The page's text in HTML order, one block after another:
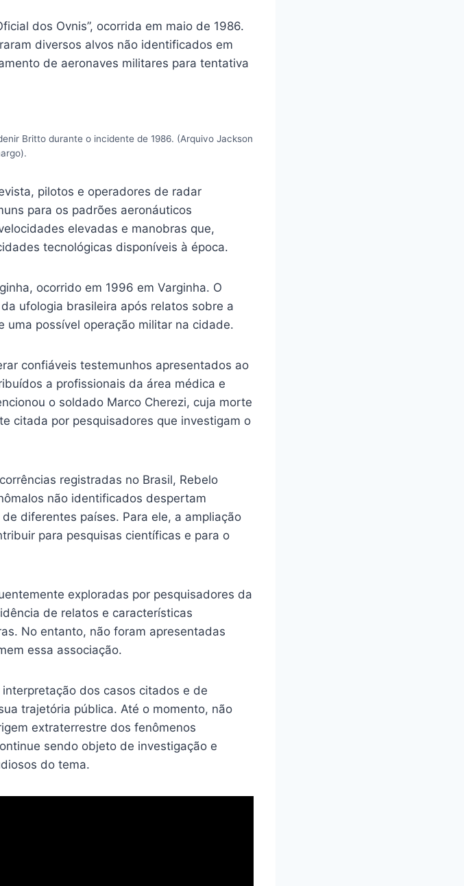
dos Ovnis”, ocorrida em maio de 1986.
diversos alvos não identificados em
de aeronaves militares para tentativa
Britto durante o incidente de 1986. (Arquivo Jackson
pilotos e operadores de radar
para os padrões aeronáuticos
elevadas e manobras que,
tecnológicas disponíveis à época.
ocorrido em 1996 em Varginha. O
ufologia brasileira após relatos sobre a
uma possível operação militar na cidade.
confiáveis testemunhos apresentados ao
a profissionais da área médica e
o soldado Marco Cherezi, cuja morte
citada por pesquisadores que investigam o
registradas no Brasil, Rebelo
não identificados despertam
diferentes países. Para ele, a ampliação
para pesquisas científicas e para o
exploradas por pesquisadores da
de relatos e características
No entanto, não foram apresentadas
essa associação.
dos casos citados e de
trajetória pública. Até o momento, não
extraterrestre dos fenômenos
sendo objeto de investigação e
do tema.